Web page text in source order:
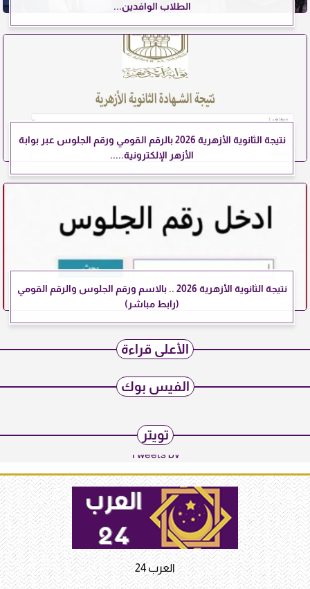
الطلاب الوافدين...
نتيجة الثانوية الأزهرية 2026 بالرقم القومي ورقم الجلوس عبر بوابة
الأزهر الإلكترونية.....
نتيجة الثانوية الأزهرية 2026 .. بالاسم ورقم الجلوس والرقم القومي
(رابط مباشر)
الأعلى قراءة
الفيس بوك
تويتر
Tweets by
العرب 24